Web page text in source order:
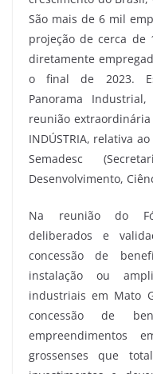
São mais de 6 mil
projeção de cerca de
diretamente
o final de 2023.
Panorama
reunião
INDÚSTRIA, relativa
Semadesc
Desenvolvimento,
Na reunião do
deliberados e
concessão de
instalação ou
industriais em Mato
concessão de
empreendimentos
grossenses que